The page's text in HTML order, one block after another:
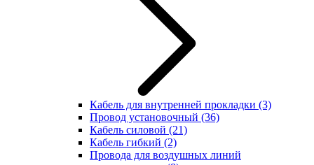
Кабель для внутренней прокладки (3)
Провод установочный (36)
Кабель силовой (21)
Кабель гибкий (2)
Провода для воздушных линий